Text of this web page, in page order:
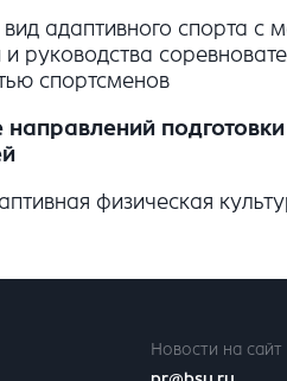
адаптивного спорта с
и руководства
спортсменов
физическая
Новости на сайт